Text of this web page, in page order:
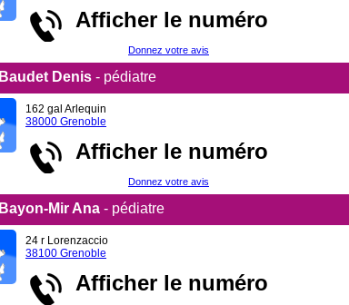
Afficher le numéro
Donnez votre avis
Baudet Denis - pédiatre
162 gal Arlequin
38000 Grenoble
Afficher le numéro
Donnez votre avis
Bayon-Mir Ana - pédiatre
24 r Lorenzaccio
38100 Grenoble
Afficher le numéro